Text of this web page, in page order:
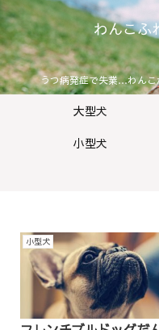
わんこふ
うつ病発症で失業…わん
大型犬
小型犬
小型犬